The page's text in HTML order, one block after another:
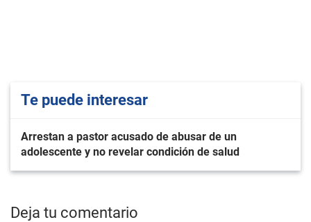
Te puede interesar
Arrestan a pastor acusado de abusar de un
adolescente y no revelar condición de salud
Deja tu comentario